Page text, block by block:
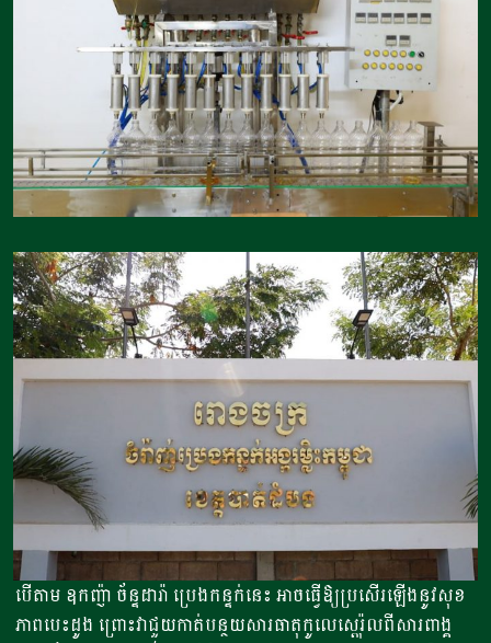
បើតាម ឧកញ៉ា ច័ន្ទដារ៉ា ប្រេងកន្ទក់នេះ អាចធ្វើឱ្យប្រសើរឡើងនូវសុខ
ភាពបេះដូង ព្រោះវាជួយកាត់បន្ថយសារធាតុកូលេស្តេរ៉ុលពីសារពាង្គ